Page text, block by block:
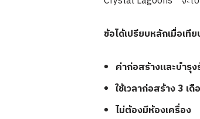
ข้อได้เปรียบหลักเมื่อเที
ค่าก่อสร้างและบำรุง
ใช้เวลาก่อสร้าง 3 เดื
ไม่ต้องมีห้องเครื่อง